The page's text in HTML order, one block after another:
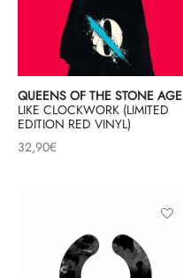
QUEENS OF THE STONE AGE
LIKE CLOCKWORK (LIMITED
EDITION RED VINYL)
32,90€